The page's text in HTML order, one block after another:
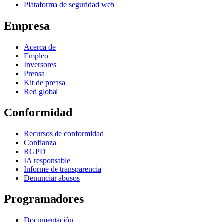
Plataforma de seguridad web
Empresa
Acerca de
Empleo
Inversores
Prensa
Kit de prensa
Red global
Conformidad
Recursos de conformidad
Confianza
RGPD
IA responsable
Informe de transparencia
Denunciar abusos
Programadores
Documentación